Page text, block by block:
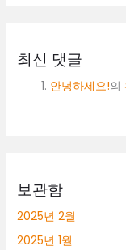
최신 댓글
안녕하세요!의
보관함
2025년 2월
2025년 1월